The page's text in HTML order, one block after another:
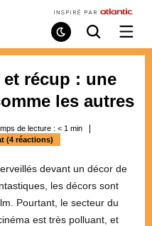
Mode
de
Recherche
/
et récup : une
les autres
de lecture : < 1 min
(4 réactions)
devant un décor de
les décors sont
Pourtant, le secteur du
est très polluant, et